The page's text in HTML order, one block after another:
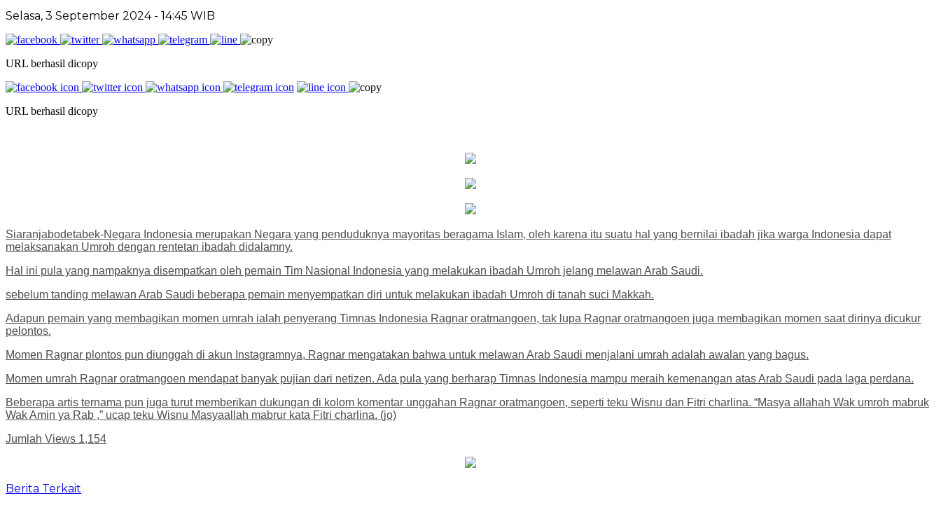
Selasa, 3 September 2024 - 14:45 WIB
URL berhasil dicopy
URL berhasil dicopy
Siaranjabodetabek-Negara Indonesia merupakan Negara yang penduduknya mayoritas beragama Islam, oleh karena itu suatu hal yang bernilai ibadah jika warga Indonesia dapat
melaksanakan Umroh dengan rentetan ibadah didalamny.
Hal ini pula yang nampaknya disempatkan oleh pemain Tim Nasional Indonesia yang melakukan ibadah Umroh jelang melawan Arab Saudi.
sebelum tanding melawan Arab Saudi beberapa pemain menyempatkan diri untuk melakukan ibadah Umroh di tanah suci Makkah.
Adapun pemain yang membagikan momen umrah ialah penyerang Timnas Indonesia Ragnar oratmangoen, tak lupa Ragnar oratmangoen juga membagikan momen saat dirinya dicukur
pelontos.
Momen Ragnar plontos pun diunggah di akun Instagramnya, Ragnar mengatakan bahwa untuk melawan Arab Saudi menjalani umrah adalah awalan yang bagus.
Momen umrah Ragnar oratmangoen mendapat banyak pujian dari netizen. Ada pula yang berharap Timnas Indonesia mampu meraih kemenangan atas Arab Saudi pada laga perdana.
Beberapa artis ternama pun juga turut memberikan dukungan di kolom komentar unggahan Ragnar oratmangoen, seperti teku Wisnu dan Fitri charlina. “Masya allahah Wak umroh mabruk
Wak Amin ya Rab ,” ucap teku Wisnu Masyaallah mabrur kata Fitri charlina. (jo)
Jumlah Views 1,154
Berita Terkait